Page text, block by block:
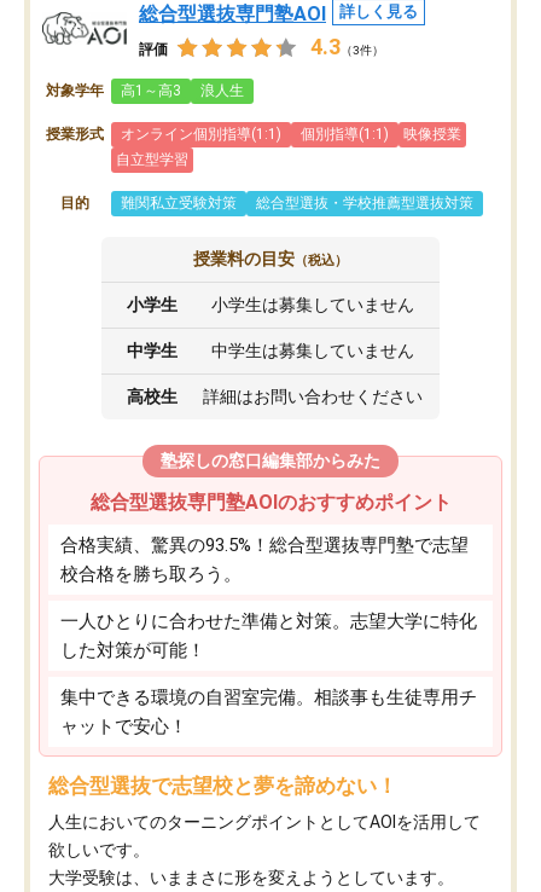
総合型選抜専門塾AOI 詳しく見る
評価 4.3 （3件）
対象学年 高1～高3 浪人生
授業形式 オンライン個別指導(1:1) 個別指導(1:1)
映像授業
自立型学習
目的 難関私立受験対策 総合型選抜・学校推薦型選抜対策
授業料の目安 （税込）
小学生 小学生は募集していません
中学生 中学生は募集していません
高校生 詳細はお問い合わせください
塾探しの窓口編集部からみた
総合型選抜専門塾AOIのおすすめポイント
合格実績、驚異の93.5%！総合型選抜専門塾で志望
校合格を勝ち取ろう。
一人ひとりに合わせた準備と対策。志望大学に特化
した対策が可能！
集中できる環境の自習室完備。相談事も生徒専用チ
ャットで安心！
総合型選抜で志望校と夢を諦めない！
人生においてのターニングポイントとしてAOIを活用して
欲しいです。
大学受験は、いままさに形を変えようとしています。